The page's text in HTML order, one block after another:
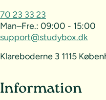
70 23 33 23
Man–Fre.: 09:00 - 15:00
support@studybox.dk
Klareboderne 3 1115
Information